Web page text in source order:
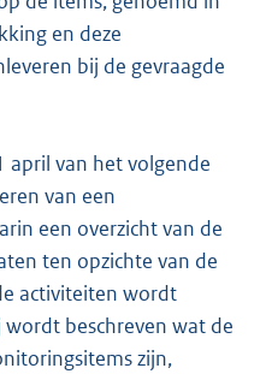
en deze
bij de gevraagde
april van het volgende
van een
een overzicht van de
ten opzichte van de
activiteiten wordt
beschreven wat de
zijn,